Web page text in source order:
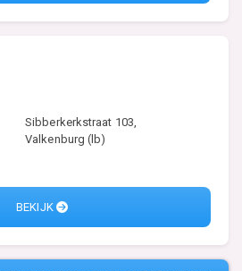
Sibberkerkstraat 103,
Valkenburg (lb)
BEKIJK